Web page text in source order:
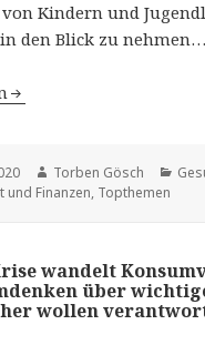
Kindern und
den Blick zu nehmen…
Bei
Autor
Torben Gösch
und Finanzen, Topthemen
wandelt
über
wollen